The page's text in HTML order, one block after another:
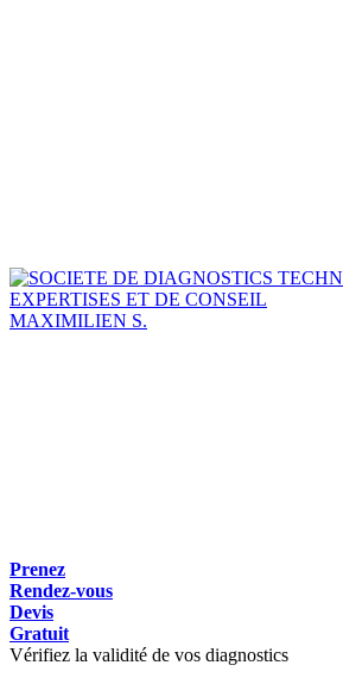
MAXIMILIEN S.
Prenez
Rendez-vous
Devis
Gratuit
Vérifiez la validité de vos diagnostics